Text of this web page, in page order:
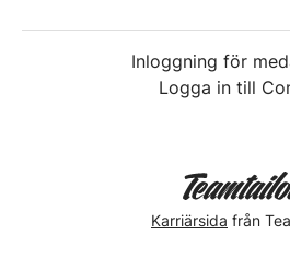
Inloggning för
Logga in till
Karriärsida från